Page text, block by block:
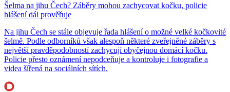
Šelma na jihu Čech? Záběry mohou zachycovat kočku, policie
hlášení dál prověřuje
Na jihu Čech se stále objevuje řada hlášení o možné velké kočkovité
šelmě. Podle odborníků však alespoň některé zveřejněné záběry s
největší pravděpodobností zachycují obyčejnou domácí kočku.
Policie přesto oznámení nepodceňuje a kontroluje i fotografie a
videa šířená na sociálních sítích.